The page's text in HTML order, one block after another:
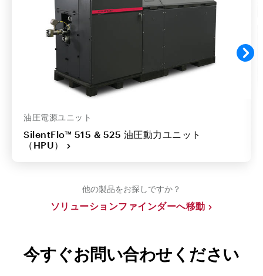
油圧電源ユニット
SilentFlo™ 515 & 525 油圧動力ユニット
（HPU）
他の製品をお探しですか？
ソリューションファインダーへ移動
今すぐお問い合わせください